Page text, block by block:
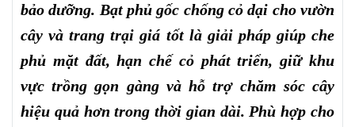
bảo dưỡng. Bạt phủ gốc chống cỏ dại cho vườn
cây và trang trại giá tốt là giải pháp giúp che
phủ mặt đất, hạn chế cỏ phát triển, giữ khu
vực trồng gọn gàng và hỗ trợ chăm sóc cây
hiệu quả hơn trong thời gian dài. Phù hợp cho